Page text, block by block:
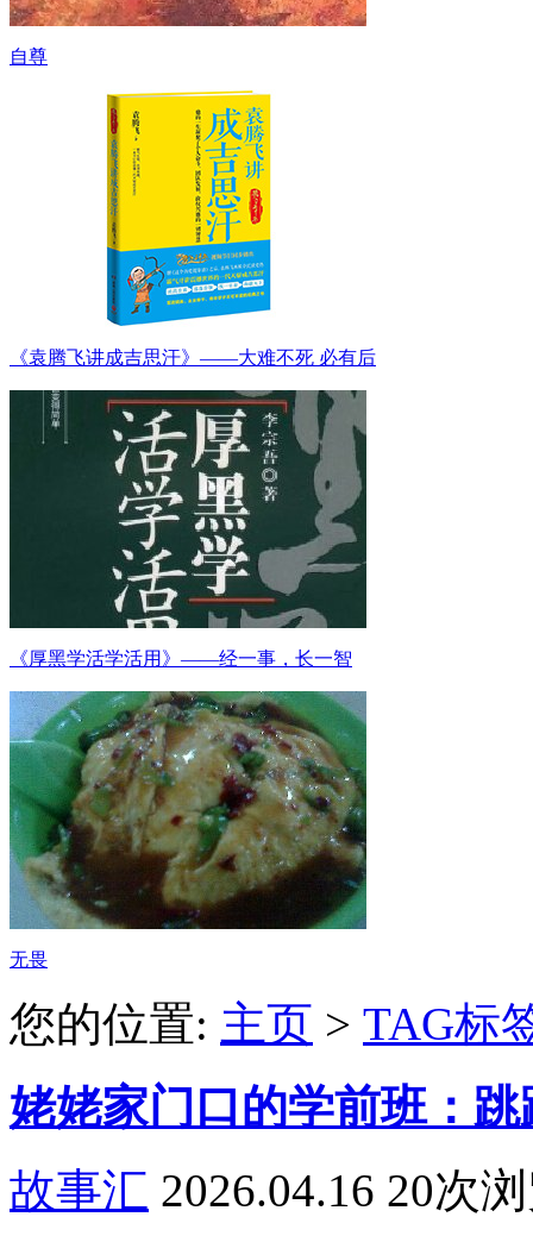
自尊
《袁腾飞讲成吉思汗》——大难不死 必有后
《厚黑学活学活用》——经一事，长一智
无畏
您的位置: 主页 > TAG标
姥姥家门口的学前班：跳
故事汇 2026.04.16 20次